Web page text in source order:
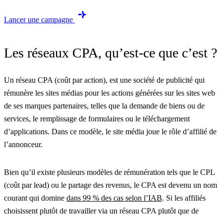
Lancer une campagne
Les réseaux CPA, qu’est-ce que c’est ?
Un réseau CPA (coût par action), est une société de publicité qui
rémunère les sites médias pour les actions générées sur les sites web
de ses marques partenaires, telles que la demande de biens ou de
services, le remplissage de formulaires ou le téléchargement
d’applications. Dans ce modèle, le site média joue le rôle d’affilié de
l’annonceur.
Bien qu’il existe plusieurs modèles de rémunération tels que le CPL
(coût par lead) ou le partage des revenus, le CPA est devenu un nom
courant qui domine dans 99 % des cas selon l’IAB. Si les affiliés
choisissent plutôt de travailler via un réseau CPA plutôt que de